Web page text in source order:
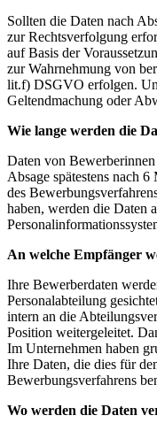
Sollten die Daten nach
zur Rechtsverfolgung
auf Basis der
zur Wahrnehmung von
lit.f) DSGVO erfolgen.
Geltendmachung oder
Wie lange werden die
Daten von
Absage spätestens nach
des
haben, werden die Daten
An welche Empfänger
Ihre Bewerberdaten
Personalabteilung
intern an die
Position weitergeleitet.
Im Unternehmen haben
Ihre Daten, die dies für
Bewerbungsverfahrens
Wo werden die Daten